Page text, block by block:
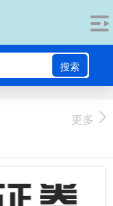
搜索
更多